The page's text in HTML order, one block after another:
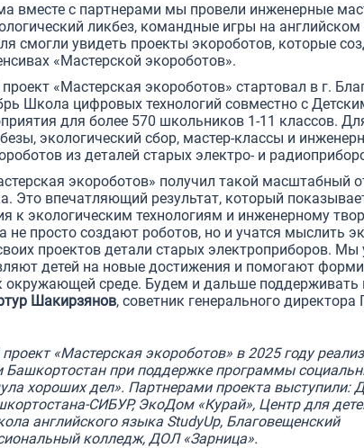
вместе с партнерами мы провели инженерные
ликбез, командные игры на английском
смогли увидеть проекты экороботов, которые
«Мастерской экороботов».
«Мастерская экороботов» стартовал в г.
Школа цифровых технологий совместно с
для более 570 школьников 1-11 классов.
экологический сбор, мастер-классы и
из деталей старых электро- и
экороботов» получил такой масштабный
Это впечатляющий результат, который
к экологическим технологиям и инженерному
не просто создают роботов, но и учатся мыслить
проектов детали старых электроприборов. Мы
детей на новые достижения и помогают
окружающей среде. Будем и дальше поддерживать
Шакирзянов, советник генерального
«Мастерская экороботов» в 2025 году
Башкортостан при поддержке программы
хороших дел». Партнерами проекта выступили:
СИБУР, ЭкоДом «Курай», Центр для
английского языка StudyUp, Благовещенский
колледж, ДОЛ «Зарница».